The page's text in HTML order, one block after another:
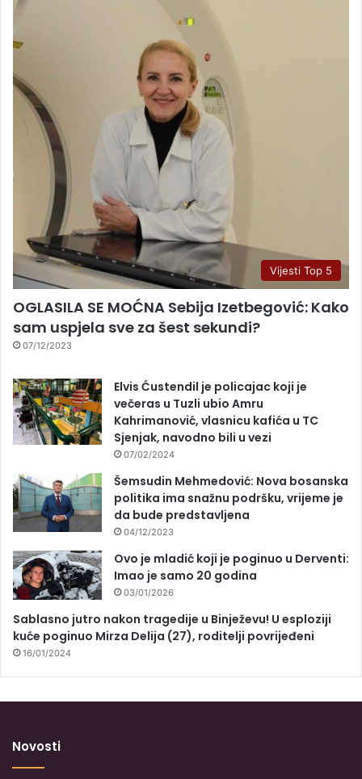
Vijesti Top 5
OGLASILA SE MOĆNA Sebija Izetbegović: Kako
sam uspjela sve za šest sekundi?
07/12/2023
Elvis Ćustendil je policajac koji je
večeras u Tuzli ubio Amru
Kahrimanović, vlasnicu kafića u TC
Sjenjak, navodno bili u vezi
07/02/2024
Šemsudin Mehmedović: Nova bosanska
politika ima snažnu podršku, vrijeme je
da bude predstavljena
04/12/2023
Ovo je mladić koji je poginuo u Derventi:
Imao je samo 20 godina
03/01/2026
Sablasno jutro nakon tragedije u Binježevu! U esploziji
kuće poginuo Mirza Delija (27), roditelji povrijeđeni
16/01/2024
Novosti